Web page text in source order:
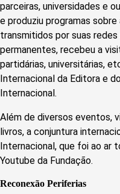
parceiras, universidades e
e produziu programas
transmitidos por suas
permanentes, recebeu a
partidárias, universitárias,
Internacional da Editora e
Internacional.
Além de diversos eventos,
livros, a conjuntura
Internacional, que foi ao ar
Youtube da Fundação.
Reconexão Periferias